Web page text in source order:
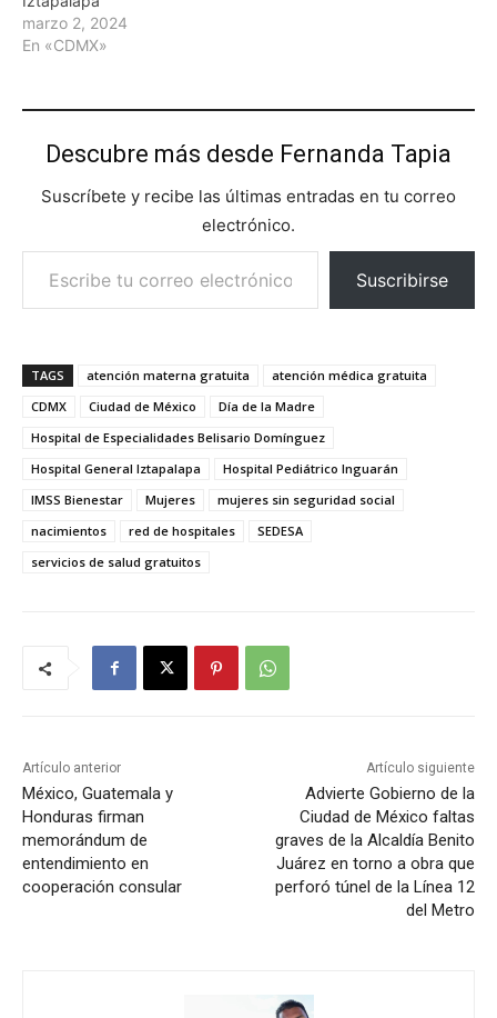
marzo 2, 2024
En «CDMX»
Descubre más desde Fernanda Tapia
Suscríbete y recibe las últimas entradas en tu correo
electrónico.
Escribe tu correo electrónico…
Suscribirse
TAGS atención materna gratuita
atención médica gratuita
CDMX
Ciudad de México
Día de la Madre
Hospital de Especialidades Belisario Domínguez
Hospital General Iztapalapa
Hospital Pediátrico Inguarán
IMSS Bienestar
Mujeres
mujeres sin seguridad social
nacimientos
red de hospitales
SEDESA
servicios de salud gratuitos
Artículo anterior
México, Guatemala y
Honduras firman
memorándum de
entendimiento en
cooperación consular
Artículo siguiente
Advierte Gobierno de la
Ciudad de México faltas
graves de la Alcaldía Benito
Juárez en torno a obra que
perforó túnel de la Línea 12
del Metro